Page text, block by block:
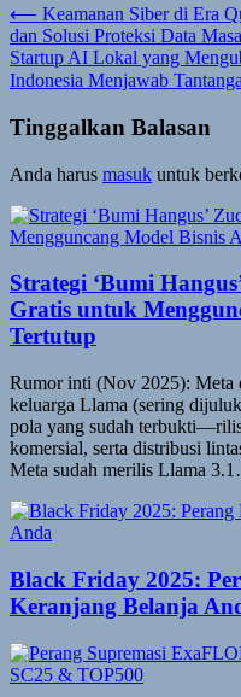
Navigasi
pos
⟵ Keamanan Siber di Era
dan Solusi Proteksi Data
Startup AI Lokal yang
Indonesia Menjawab
Tinggalkan Balasan
Anda harus masuk untuk
Strategi ‘Bumi
Gratis untuk
Tertutup
Rumor inti (Nov 2025): Meta
keluarga Llama (sering
pola yang sudah
komersial, serta distribusi
Meta sudah merilis Llama
Black Friday 2025:
Keranjang Belanja